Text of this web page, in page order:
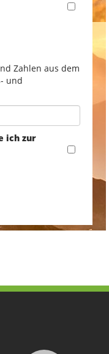
Zahlen aus dem
und
ich zur